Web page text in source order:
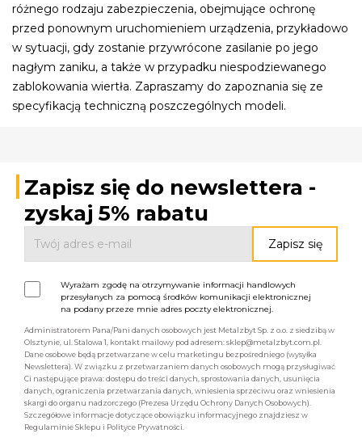
różnego rodzaju zabezpieczenia, obejmujące ochronę
przed ponownym uruchomieniem urządzenia, przykładowo
w sytuacji, gdy zostanie przywrócone zasilanie po jego
nagłym zaniku, a także w przypadku niespodziewanego
zablokowania wiertła. Zapraszamy do zapoznania się ze
specyfikacją techniczną poszczególnych modeli.
Zapisz się do newslettera -
zyskaj 5% rabatu
Wyrażam zgodę na otrzymywanie informacji handlowych
przesyłanych za pomocą środków komunikacji elektronicznej
na podany przeze mnie adres poczty elektronicznej.
Administratorem Pana/Pani danych osobowych jest Metalzbyt Sp. z o.o. z siedzibą w
Olsztynie, ul. Stalowa 1, kontakt mailowy pod adresem: sklep@metalzbyt.com.pl.
Dane osobowe będą przetwarzane w celu marketingu bezpośredniego (wysyłka
Newslettera). W związku z przetwarzaniem danych osobowych mogą przysługiwać
Ci następujące prawa: dostępu do treści danych, sprostowania danych, usunięcia
danych, ograniczenia przetwarzania danych, wniesienia sprzeciwu oraz wniesienia
skargi do organu nadzorczego (Prezesa Urzędu Ochrony Danych Osobowych).
Szczegółowe informacje dotyczące obowiązku informacyjnego znajdziesz w
Regulaminie Sklepu i Polityce Prywatności.